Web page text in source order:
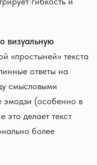
визуальную
«простыней» текста
ответы на
смысловыми
эмодзи (особенно в
делает текст
более